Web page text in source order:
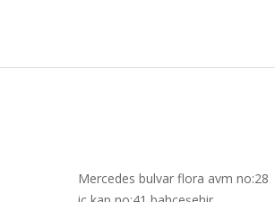
Mercedes bulvar flora avm no:28